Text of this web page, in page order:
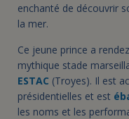
enchanté de découvrir
la mer.
Ce jeune prince a
mythique stade
ESTAC (Troyes). Il est
présidentielles et est
les noms et les